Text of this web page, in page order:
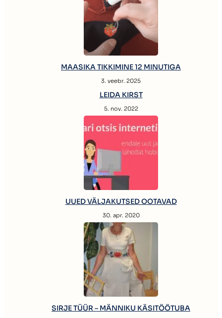
MAASIKA TIKKIMINE 12 MINUTIGA
3. veebr. 2025
LEIDA KIRST
5. nov. 2022
UUED VÄLJAKUTSED OOTAVAD
30. apr. 2020
SIRJE TÜÜR – MÄNNIKU KÄSITÖÖTUBA